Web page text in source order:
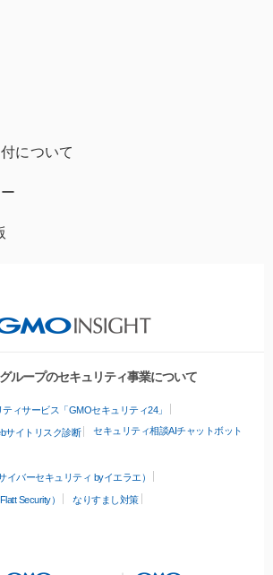
について
ループのセキュリティ事業について
ィサービス「GMOセキュリティ24」
サイトリスク診断 セキュリティ相談AIチャットボット
バーセキュリティ byイエラエ）
Security）
なりすまし対策